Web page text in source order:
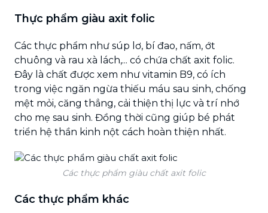
Thực phẩm giàu axit folic
Các thực phẩm như súp lơ, bí đao, nấm, ớt
chuông và rau xà lách,... có chứa chất axit folic.
Đây là chất được xem như vitamin B9, có ích
trong việc ngăn ngừa thiếu máu sau sinh, chống
mệt mỏi, căng thẳng, cải thiện thị lực và trí nhớ
cho mẹ sau sinh. Đồng thời cũng giúp bé phát
triển hệ thần kinh nột cách hoàn thiện nhất.
Các thực phẩm giàu chất axit folic
Các thực phẩm khác